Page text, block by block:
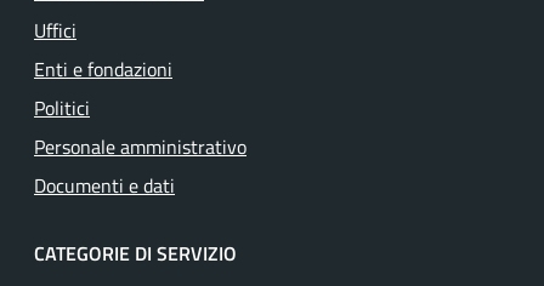
Uffici
Enti e fondazioni
Politici
Personale amministrativo
Documenti e dati
CATEGORIE DI SERVIZIO